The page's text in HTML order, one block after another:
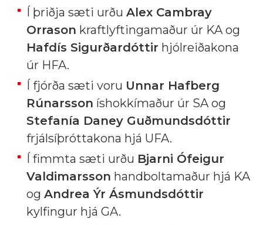
Í þriðja sæti urðu Alex Cambray
Orrason kraftlyftingamaður úr KA og
Hafdís Sigurðardóttir hjólreiðakona
úr HFA.
Í fjórða sæti voru Unnar Hafberg
Rúnarsson íshokkímaður úr SA og
Stefanía Daney Guðmundsdóttir
frjálsíþróttakona hjá UFA.
Í fimmta sæti urðu Bjarni Ófeigur
Valdimarsson handboltamaður hjá KA
og Andrea Ýr Ásmundsdóttir
kylfingur hjá GA.